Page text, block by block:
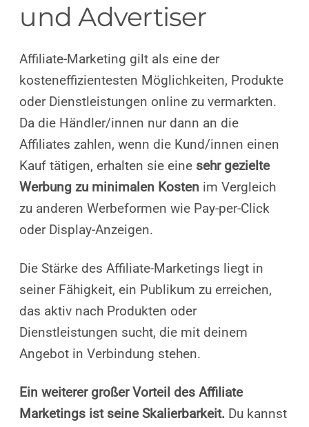
und Advertiser
Affiliate-Marketing gilt als eine der
kosteneffizientesten Möglichkeiten, Produkte
oder Dienstleistungen online zu vermarkten.
Da die Händler/innen nur dann an die
Affiliates zahlen, wenn die Kund/innen einen
Kauf tätigen, erhalten sie eine sehr gezielte
Werbung zu minimalen Kosten im Vergleich
zu anderen Werbeformen wie Pay-per-Click
oder Display-Anzeigen.
Die Stärke des Affiliate-Marketings liegt in
seiner Fähigkeit, ein Publikum zu erreichen,
das aktiv nach Produkten oder
Dienstleistungen sucht, die mit deinem
Angebot in Verbindung stehen.
Ein weiterer großer Vorteil des Affiliate
Marketings ist seine Skalierbarkeit. Du kannst